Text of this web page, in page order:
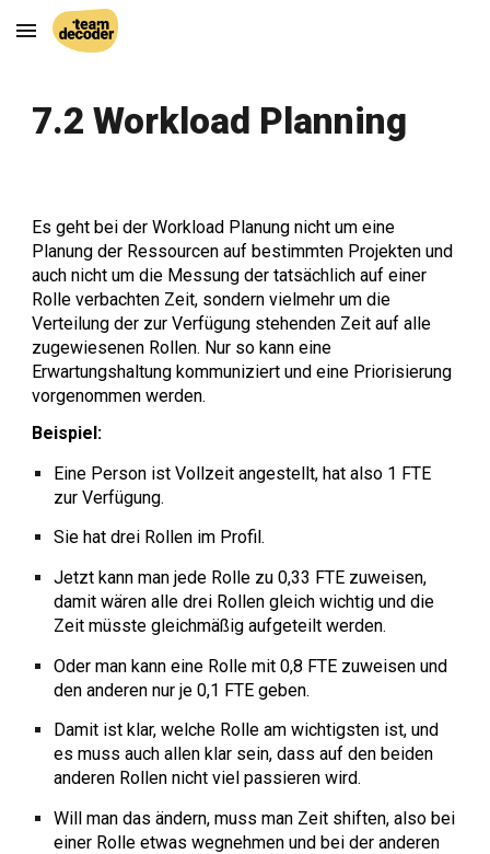
Skip to main content
7.2 Workload Planning
Es geht bei der Workload Planung nicht um eine
Planung der Ressourcen auf bestimmten Projekten und
auch nicht um die Messung der tatsächlich auf einer
Rolle verbachten Zeit, sondern vielmehr um die
Verteilung der zur Verfügung stehenden Zeit auf alle
zugewiesenen Rollen. Nur so kann eine
Erwartungshaltung kommuniziert und eine Priorisierung
vorgenommen werden.
Beispiel:
Eine Person ist Vollzeit angestellt, hat also 1 FTE
zur Verfügung.
Sie hat drei Rollen im Profil.
Jetzt kann man jede Rolle zu 0,33 FTE zuweisen,
damit wären alle drei Rollen gleich wichtig und die
Zeit müsste gleichmäßig aufgeteilt werden.
Oder man kann eine Rolle mit 0,8 FTE zuweisen und
den anderen nur je 0,1 FTE geben.
Damit ist klar, welche Rolle am wichtigsten ist, und
es muss auch allen klar sein, dass auf den beiden
anderen Rollen nicht viel passieren wird.
Will man das ändern, muss man Zeit shiften, also bei
einer Rolle etwas wegnehmen und bei der anderen